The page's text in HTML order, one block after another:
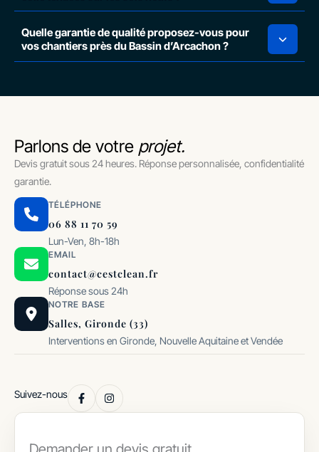
Quelle garantie de qualité proposez-vous pour
vos chantiers près du Bassin d’Arcachon ?
Parlons de votre projet.
Devis gratuit sous 24 heures. Réponse personnalisée, confidentialité
garantie.
TÉLÉPHONE
06 88 11 70 59
Lun-Ven, 8h-18h
EMAIL
contact@cestclean.fr
Réponse sous 24h
NOTRE BASE
Salles, Gironde (33)
Interventions en Gironde, Nouvelle Aquitaine et Vendée
Suivez-nous